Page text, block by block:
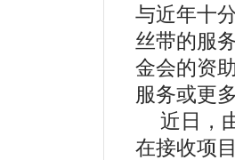
与近年十
丝带的服
金会的资
服务或更
近日，
在接收项